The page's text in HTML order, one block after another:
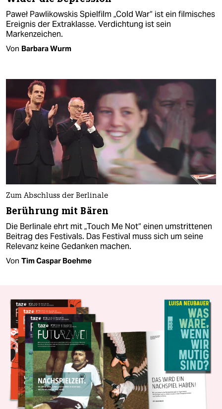
Paweł Pawlikowskis Spielfilm „Cold War“ ist ein filmisches
Ereignis der Extraklasse. Verdichtung ist sein
Markenzeichen.
Von Barbara Wurm
Zum Abschluss der Berlinale
Berührung mit Bären
Die Berlinale ehrt mit „Touch Me Not“ einen umstrittenen
Beitrag des Festivals. Das Festival muss sich um seine
Relevanz keine Gedanken machen.
Von Tim Caspar Boehme